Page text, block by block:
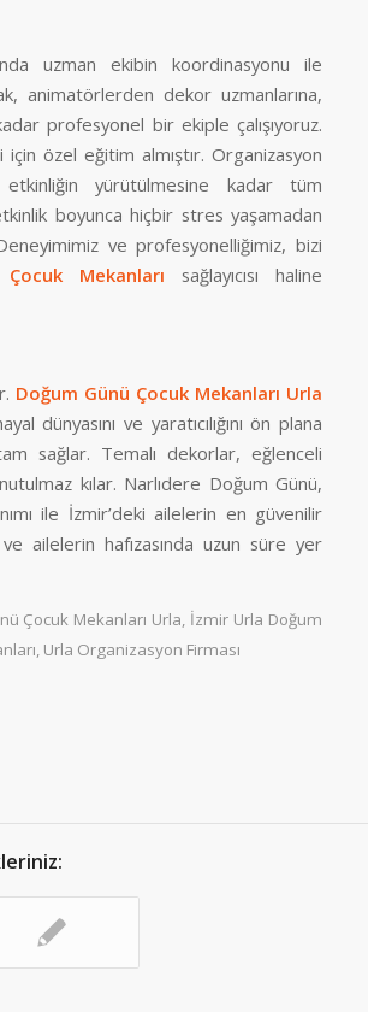
uzman ekibin koordinasyonu ile
animatörlerden dekor uzmanlarına,
profesyonel bir ekiple çalışıyoruz.
özel eğitim almıştır. Organizasyon
etkinliğin yürütülmesine kadar tüm
boyunca hiçbir stres yaşamadan
ve profesyonelliğimiz, bizi
Mekanları sağlayıcısı haline
Doğum Günü Çocuk Mekanları Urla
dünyasını ve yaratıcılığını ön plana
sağlar. Temalı dekorlar, eğlenceli
kılar. Narlıdere Doğum Günü,
ile İzmir’deki ailelerin en güvenilir
ailelerin hafızasında uzun süre yer
Çocuk Mekanları Urla, İzmir Urla Doğum
, Urla Organizasyon Firması